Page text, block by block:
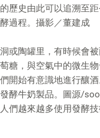
歷史由此可以追溯至距
過程。攝影／董建成
或陶罐里，有時候會
糖，與空氣中的微生
開始有意識地進行釀酒
酵牛奶製品。圖源/
越來越多使用發酵技